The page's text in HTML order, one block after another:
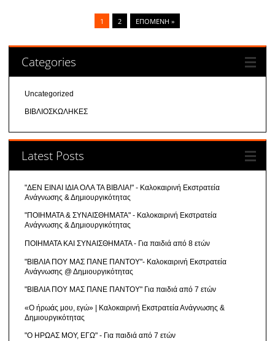
1 2 ΕΠΌΜΕΝΗ »
Categories
Uncategorized
ΒΙΒΛΙΟΣΚΩΛΗΚΕΣ
Latest Posts
"ΔΕΝ ΕΙΝΑΙ ΙΔΙΑ ΟΛΑ ΤΑ ΒΙΒΛΙΑ!" - Καλοκαιρινή Εκστρατεία
Ανάγνωσης & Δημιουργικότητας
"ΠΟΙΗΜΑΤΑ & ΣΥΝΑΙΣΘΗΜΑΤΑ" - Καλοκαιρινή Εκστρατεία
Ανάγνωσης & Δημιουργικότητας
ΠΟΙΗΜΑΤΑ ΚΑΙ ΣΥΝΑΙΣΘΗΜΑΤΑ - Για παιδιά από 8 ετών
"ΒΙΒΛΙΑ ΠΟΥ ΜΑΣ ΠΑΝΕ ΠΑΝΤΟΥ"- Καλοκαιρινή Εκστρατεία
Ανάγνωσης @ Δημιουργικότητας
"ΒΙΒΛΙΑ ΠΟΥ ΜΑΣ ΠΑΝΕ ΠΑΝΤΟΥ" Για παιδιά από 7 ετών
«Ο ήρωάς μου, εγώ» | Καλοκαιρινή Εκστρατεία Ανάγνωσης &
Δημιουργικότητας
"Ο ΗΡΩΑΣ ΜΟΥ, ΕΓΩ" - Για παιδιά από 7 ετών